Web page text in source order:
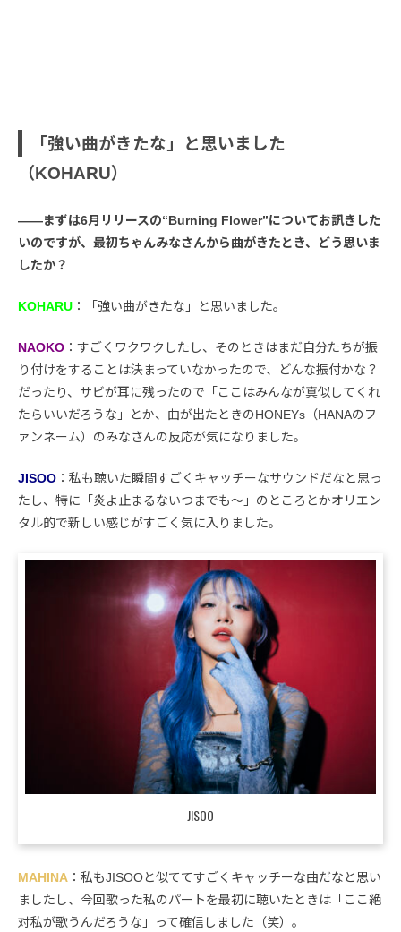
「強い曲がきたな」と思いました
（KOHARU）
――まずは6月リリースの“Burning Flower”についてお訊きした
いのですが、最初ちゃんみなさんから曲がきたとき、どう思いま
したか？
KOHARU ：「強い曲がきたな」と思いました。
NAOKO ：すごくワクワクしたし、そのときはまだ自分たちが振
り付けをすることは決まっていなかったので、どんな振付かな？
だったり、サビが耳に残ったので「ここはみんなが真似してくれ
たらいいだろうな」とか、曲が出たときのHONEYs（HANAのフ
ァンネーム）のみなさんの反応が気になりました。
JISOO ：私も聴いた瞬間すごくキャッチーなサウンドだなと思っ
たし、特に「炎よ止まるないつまでも〜」のところとかオリエン
タル的で新しい感じがすごく気に入りました。
JISOO
MAHINA ：私もJISOOと似ててすごくキャッチーな曲だなと思い
ましたし、今回歌った私のパートを最初に聴いたときは「ここ絶
対私が歌うんだろうな」って確信しました（笑）。